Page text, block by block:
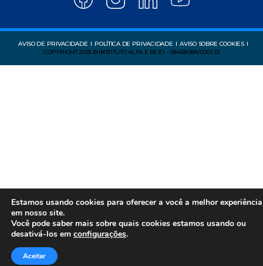
AVISO DE PRIVACIDADE POLÍTICA DE PRIVACIDADE
AVISO SOBRE COOKIES
COPYRIGHT 2025 © INSTITUTO ALFA E BETO - 08.458.084/0001-13
Estamos usando cookies para oferecer a você a melhor experiência
em nosso site.
Você pode saber mais sobre quais cookies estamos usando ou
desativá-los em configurações.
Aceitar